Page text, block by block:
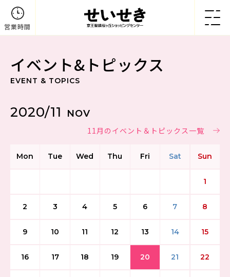
営業時間
イベント&トピックス
EVENT & TOPICS
2020/11 NOV
11月のイベント＆トピックス一覧
Mon Tue Wed Thu Fri Sat Sun
1
2 3 4 5 6 7 8
9 10 11 12 13 14 15
16 17 18 19 20 21 22